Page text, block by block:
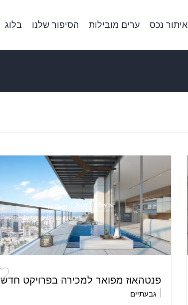
איתור נכס ערים מובילות הסיפור שלנו בלוג
פנטהאוז מפואר למכירה בפרויקט חדש
גבעתיים